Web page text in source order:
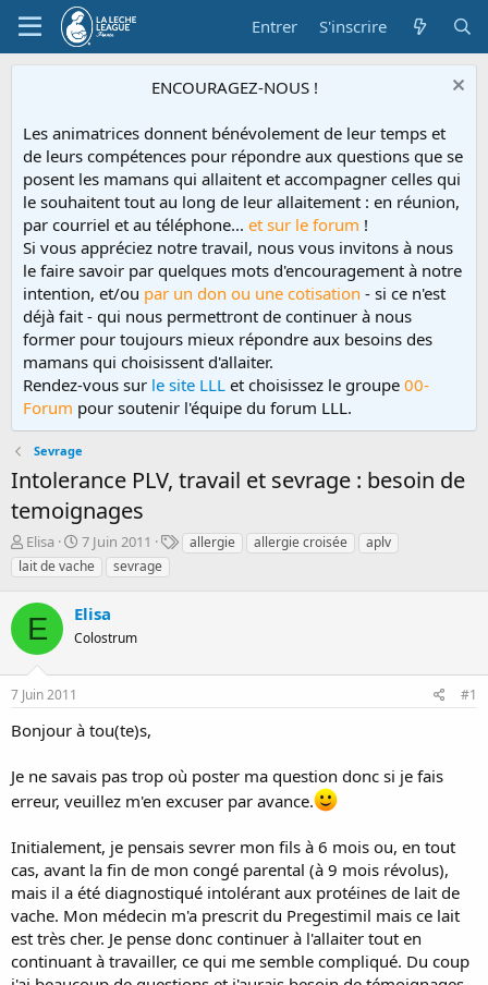
Entrer S'inscrire
ENCOURAGEZ-NOUS !
Les animatrices donnent bénévolement de leur temps et
de leurs compétences pour répondre aux questions que se
posent les mamans qui allaitent et accompagner celles qui
le souhaitent tout au long de leur allaitement : en réunion,
par courriel et au téléphone... et sur le forum !
Si vous appréciez notre travail, nous vous invitons à nous
le faire savoir par quelques mots d'encouragement à notre
intention, et/ou par un don ou une cotisation - si ce n'est
déjà fait - qui nous permettront de continuer à nous
former pour toujours mieux répondre aux besoins des
mamans qui choisissent d'allaiter.
Rendez-vous sur le site LLL et choisissez le groupe 00-
Forum pour soutenir l'équipe du forum LLL.
Sevrage
Intolerance PLV, travail et sevrage : besoin de
temoignages
D
é
m
a
r
r
é
e
p
r
Elisa
D
a
t
d
e
é
t
7 Juin 2011
Tallergie allergie croisée
aplv
lait de vache
sevrage
E Elisa
Colostrum
7 Juin 2011 #1
Bonjour à tou(te)s,
Je ne savais pas trop où poster ma question donc si je fais
erreur, veuillez m'en excuser par avance.
Initialement, je pensais sevrer mon fils à 6 mois ou, en tout
cas, avant la fin de mon congé parental (à 9 mois révolus),
mais il a été diagnostiqué intolérant aux protéines de lait de
vache. Mon médecin m'a prescrit du Pregestimil mais ce lait
est très cher. Je pense donc continuer à l'allaiter tout en
continuant à travailler, ce qui me semble compliqué. Du coup